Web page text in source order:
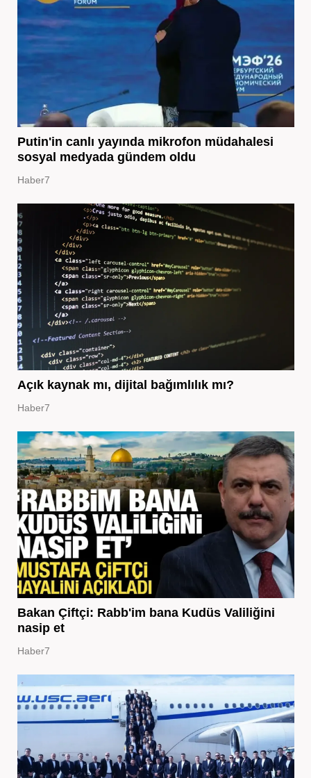
Putin'in canlı yayında mikrofon müdahalesi
sosyal medyada gündem oldu
Haber7
Açık kaynak mı, dijital bağımlılık mı?
Haber7
Bakan Çiftçi: Rabb'im bana Kudüs Valiliğini
nasip et
Haber7